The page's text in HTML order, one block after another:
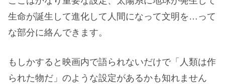
生命が誕生して進化して人間になって文明を…って
な部分に絡んできます。
もしかすると映画内で語られないだけで「人類は作
られた物だ」のような設定があるかも知れません